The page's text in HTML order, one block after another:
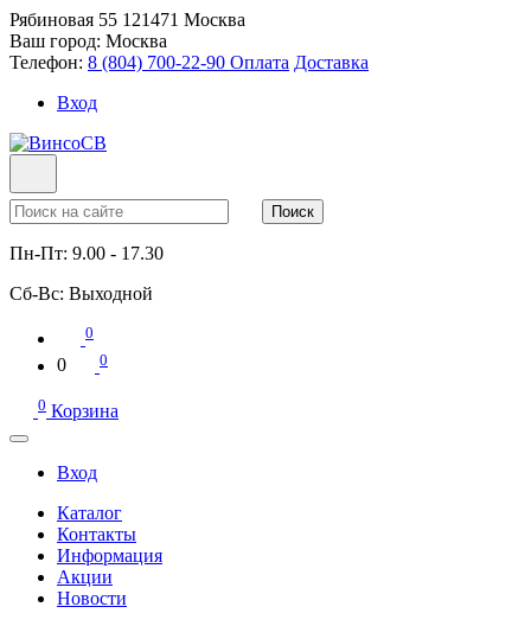
Рябиновая 55 121471 Москва
Ваш город: Москва
Телефон: 8 (804) 700-22-90 Оплата Доставка
Вход
Поиск
Пн-Пт: 9.00 - 17.30
Сб-Вс: Выходной
0
0 0
0 Корзина
Вход
Каталог
Контакты
Информация
Акции
Новости